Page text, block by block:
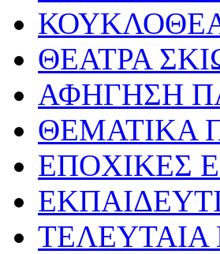
ΘΕΑΤΡΑ
ΑΦΗΓΗΣΗ
ΘΕΜΑΤΙΚΑ
ΕΠΟΧΙΚΕΣ
ΤΕΛΕΥΤΑΙΑ